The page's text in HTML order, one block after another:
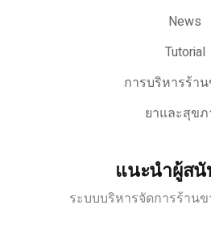
News
Tutorial
การบริหารร้า
ยาและสุข
แนะนำผู้ส
ระบบบริหารจัดการร้านข